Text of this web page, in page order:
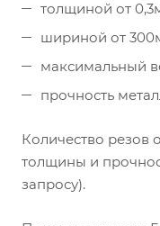
толщиной от
шириной от
максимальный
прочность
Количество резов
толщины и
запросу).